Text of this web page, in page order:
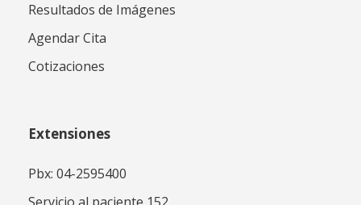
Resultados de Imágenes
Agendar Cita
Cotizaciones
Extensiones
Pbx: 04-2595400